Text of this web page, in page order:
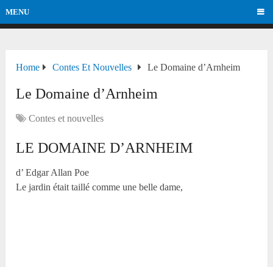
MENU
Home Contes Et Nouvelles Le Domaine d’Arnheim
Le Domaine d’Arnheim
Contes et nouvelles
LE DOMAINE D’ARNHEIM
d’ Edgar Allan Poe
Le jardin était taillé comme une belle dame,